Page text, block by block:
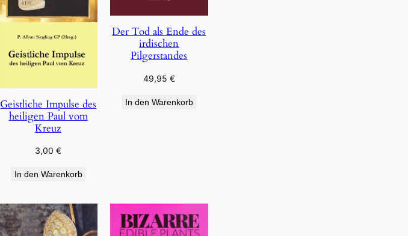
Geistliche Impulse des
heiligen Paul vom
Kreuz
3,00€
In den Warenkorb
Der Tod als Ende des
irdischen
Pilgerstandes
49,95 €
In den Warenkorb